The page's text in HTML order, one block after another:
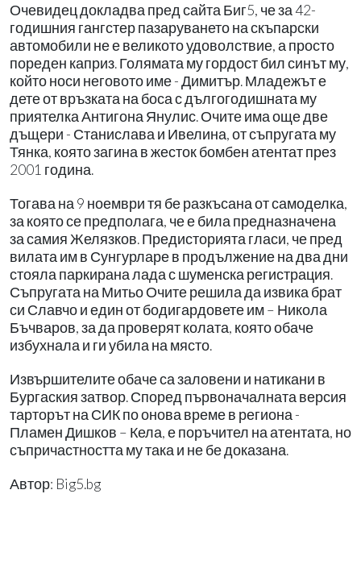
Очевидец докладва пред сайта Биг5, че за 42-
годишния гангстер пазаруването на скъпарски
автомобили не е великото удоволствие, а просто
пореден каприз. Голямата му гордост бил синът му,
който носи неговото име - Димитър. Младежът е
дете от връзката на боса с дългогодишната му
приятелка Антигона Янулис. Очите има още две
дъщери - Станислава и Ивелина, от съпругата му
Тянка, която загина в жесток бомбен атентат през
2001 година.
Тогава на 9 ноември тя бе разкъсана от самоделка,
за която се предполага, че е била предназначена
за самия Желязков. Предисторията гласи, че пред
вилата им в Сунгурларе в продължение на два дни
стояла паркирана лада с шуменска регистрация.
Съпругата на Митьо Очите решила да извика брат
си Славчо и един от бодигардовете им – Никола
Бъчваров, за да проверят колата, която обаче
избухнала и ги убила на място.
Извършителите обаче са заловени и натикани в
Бургаския затвор. Според първоначалната версия
тарторът на СИК по онова време в региона -
Пламен Дишков – Кела, е поръчител на атентата, но
съпричастността му така и не бе доказана.
Автор: Big5.bg